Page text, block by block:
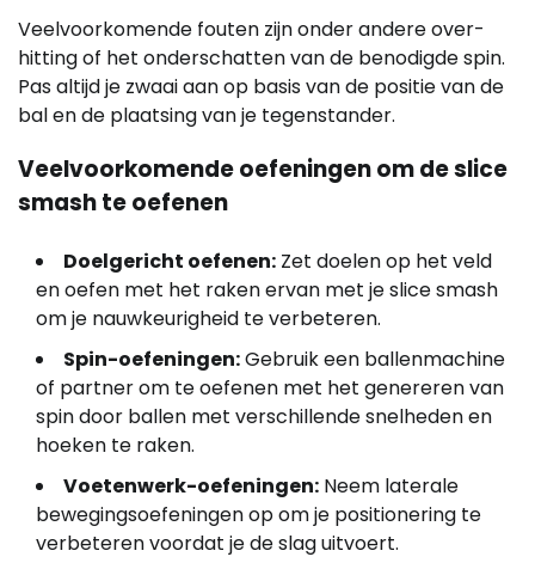
Veelvoorkomende fouten zijn onder andere over-
hitting of het onderschatten van de benodigde spin.
Pas altijd je zwaai aan op basis van de positie van de
bal en de plaatsing van je tegenstander.
Veelvoorkomende oefeningen om de slice
smash te oefenen
Doelgericht oefenen: Zet doelen op het veld
en oefen met het raken ervan met je slice smash
om je nauwkeurigheid te verbeteren.
Spin-oefeningen:Gebruik een ballenmachine
of partner om te oefenen met het genereren van
spin door ballen met verschillende snelheden en
hoeken te raken.
Voetenwerk-oefeningen: Neem laterale
bewegingsoefeningen op om je positionering te
verbeteren voordat je de slag uitvoert.